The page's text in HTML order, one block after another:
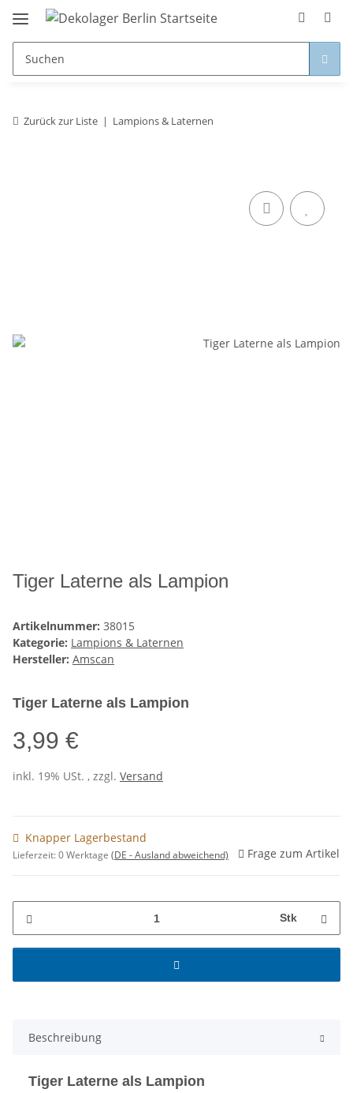
Zurück zur Liste Lampions & Laternen
Tiger Laterne als Lampion
Artikelnummer: 38015
Kategorie: Lampions & Laternen
Hersteller: Amscan
Tiger Laterne als Lampion
3,99 €
inkl. 19% USt. , zzgl. Versand
Knapper Lagerbestand
Lieferzeit:0 Werktage (DE - Ausland abweichend) Frage zum Artikel
Stk
Beschreibung
Tiger Laterne als Lampion